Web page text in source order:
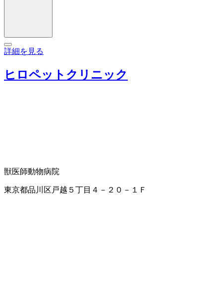
詳細を見る
ヒロペットクリニック
獣医師動物病院
東京都品川区戸越５丁目４－２０－１Ｆ